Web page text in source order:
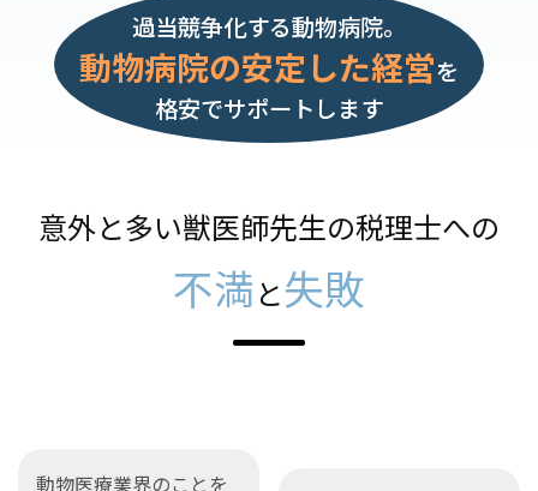
過当競争化する動物病院。
動物病院の安定した経営を
格安でサポートします
意外と多い獣医師先生の税理士への
不満 と失敗
動物医療業界のことを